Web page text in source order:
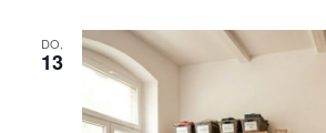
DO.
13